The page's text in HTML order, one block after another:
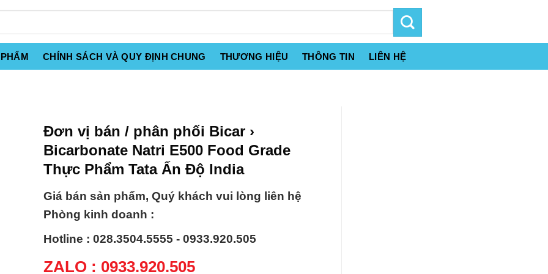
CHÍNH SÁCH VÀ QUY ĐỊNH CHUNG THƯƠNG HIỆU THÔNG TIN LIÊN HỆ
Đơn vị bán / phân phối Bicar ›
Bicarbonate Natri E500 Food Grade
Thực Phẩm Tata Ấn Độ India
Giá bán sản phẩm, Quý khách vui lòng liên hệ
Phòng kinh doanh :
Hotline : 028.3504.5555 - 0933.920.505
ZALO : 0933.920.505